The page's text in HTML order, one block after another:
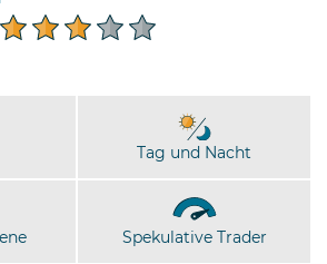
Tag und Nacht
Spekulative Trader